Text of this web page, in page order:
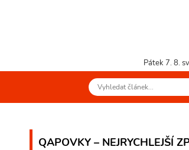
Pátek 7. 8.
QAPOVKY – NEJRYCHLEJŠÍ